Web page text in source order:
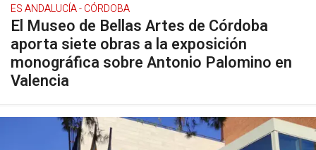
ES ANDALUCÍA - CÓRDOBA
El Museo de Bellas Artes de Córdoba
aporta siete obras a la exposición
monográfica sobre Antonio Palomino en
Valencia